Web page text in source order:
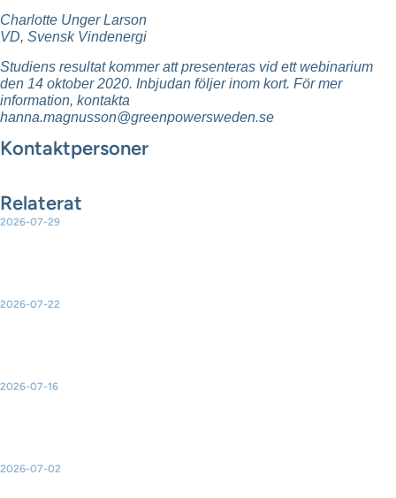
Charlotte Unger Larson
VD, Svensk Vindenergi
Studiens resultat kommer att presenteras vid ett webinarium
den 14 oktober 2020. Inbjudan följer inom kort. För mer
information, kontakta
hanna.magnusson@greenpowersweden.se
Kontaktpersoner
Relaterat
2026-07-29
2026-07-22
2026-07-16
2026-07-02